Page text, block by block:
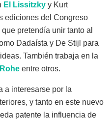
El Lissitzky y Kurt
ediciones del Congreso
pretendía unir tanto al
Dadaísta y De Stijl para
También trabaja en la
Rohe entre otros.
a interesarse por la
y tanto en este nuevo
patente la influencia de